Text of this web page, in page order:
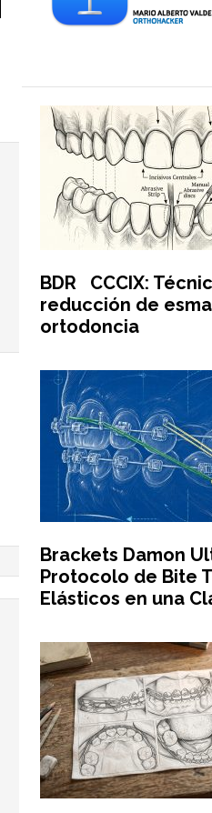
BDR CCCIX:
reducción de
ortodoncia
Brackets Damon
Protocolo de Bite
Elásticos en una